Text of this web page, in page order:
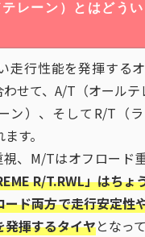
レーン）とはどう
走行性能を発揮する
せて、A/T（オールテ
ン）、そしてR/T（
す。
、M/Tはオフロード
R/T.RWL」はちょ
ード両方で走行安定性
発揮するタイヤとなっ